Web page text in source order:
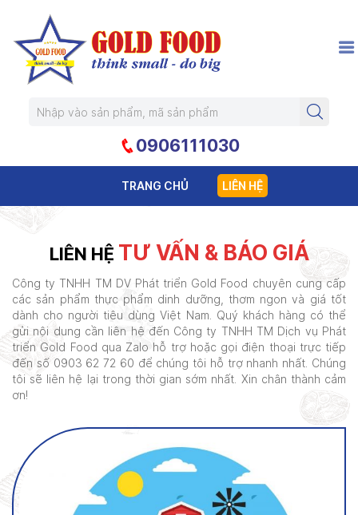
0906111030
TRANG CHỦ LIÊN HỆ
LIÊN HỆ TƯ VẤN & BÁO GIÁ
Công ty TNHH TM DV Phát triển Gold Food chuyên cung cấp
các sản phẩm thực phẩm dinh dưỡng, thơm ngon và giá tốt
dành cho người tiêu dùng Việt Nam. Quý khách hàng có thể
gửi nội dung cần liên hệ đến Công ty TNHH TM Dịch vụ Phát
triển Gold Food qua Zalo hỗ trợ hoặc gọi điện thoại trực tiếp
đến số 0903 62 72 60 để chúng tôi hỗ trợ nhanh nhất. Chúng
tôi sẽ liên hệ lại trong thời gian sớm nhất. Xin chân thành cảm
ơn!